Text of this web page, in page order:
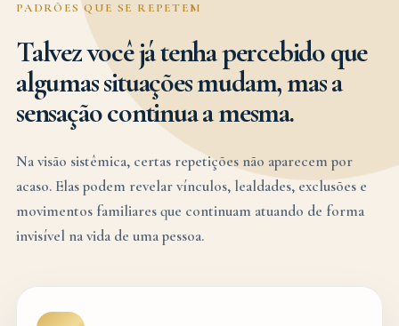
PADRÕES QUE SE REPETEM
Talvez você já tenha percebido que
algumas situações mudam, mas a
sensação continua a mesma.
Na visão sistêmica, certas repetições não aparecem por
acaso. Elas podem revelar vínculos, lealdades, exclusões e
movimentos familiares que continuam atuando de forma
invisível na vida de uma pessoa.